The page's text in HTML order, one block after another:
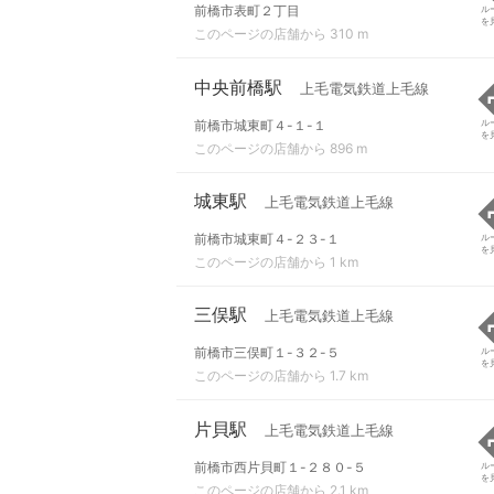
前橋市表町２丁目
このページの店舗から 310 m
ル
を
中央前橋駅 上毛電気鉄道上毛線
前橋市城東町４-１-１
このページの店舗から 896 m
ル
を
城東駅 上毛電気鉄道上毛線
前橋市城東町４-２３-１
このページの店舗から 1 km
ル
を
三俣駅 上毛電気鉄道上毛線
前橋市三俣町１-３２-５
このページの店舗から 1.7 km
ル
を
片貝駅 上毛電気鉄道上毛線
前橋市西片貝町１-２８０-５
このページの店舗から 2.1 km
ル
を